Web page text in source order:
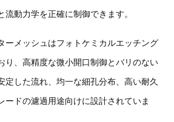
流動力学を正確に制御できます。
ーメッシュはフォトケミカルエッチング
り、高精度な微小開口制御とバリのない
定した流れ、均一な細孔分布、高い耐久
ードの濾過用途向けに設計されていま